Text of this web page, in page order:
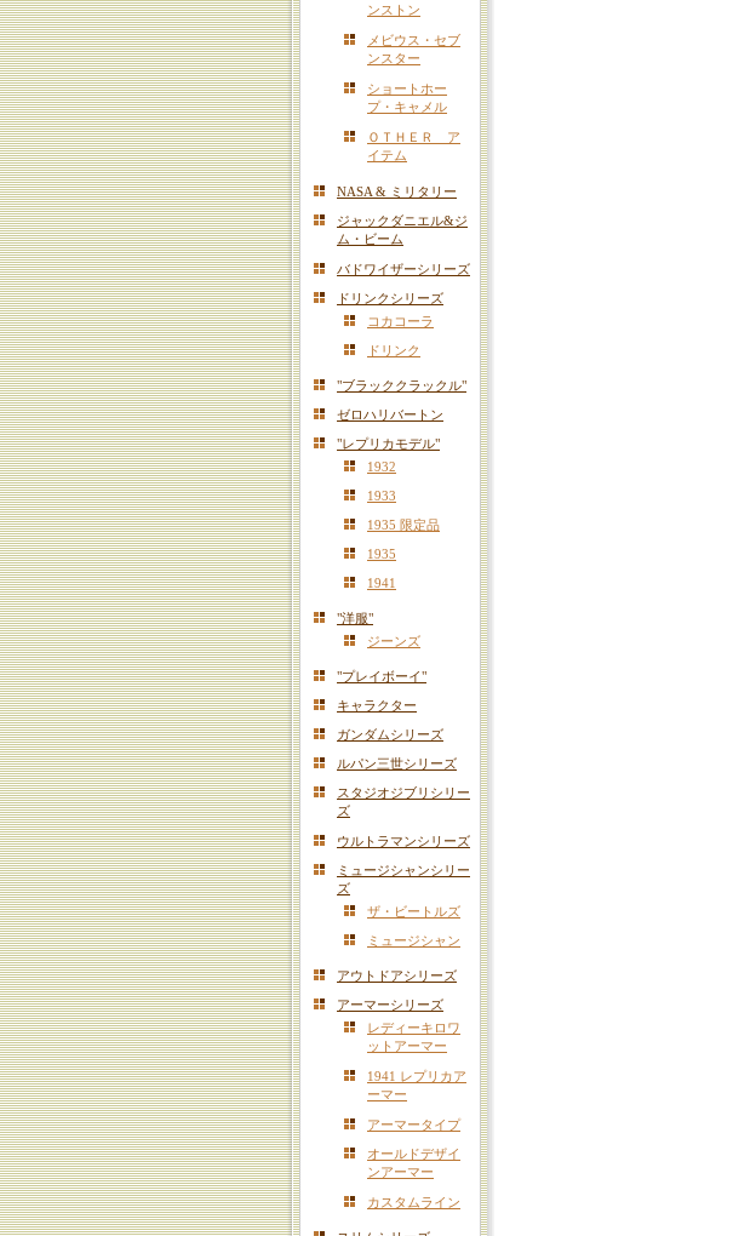
ンストン
メビウス・セブ
ンスター
ショートホー
プ・キャメル
ＯＴＨＥＲ ア
イテム
NASA & ミリタリー
ジャックダニエル&ジ
ム・ビーム
バドワイザーシリーズ
ドリンクシリーズ
コカコーラ
ドリンク
"ブラッククラックル"
ゼロハリバートン
"レプリカモデル"
1932
1933
1935 限定品
1935
1941
"洋服"
ジーンズ
"プレイボーイ"
キャラクター
ガンダムシリーズ
ルパン三世シリーズ
スタジオジブリシリー
ズ
ウルトラマンシリーズ
ミュージシャンシリー
ズ
ザ・ビートルズ
ミュージシャン
アウトドアシリーズ
アーマーシリーズ
レディーキロワ
ットアーマー
1941 レプリカア
ーマー
アーマータイプ
オールドデザイ
ンアーマー
カスタムライン